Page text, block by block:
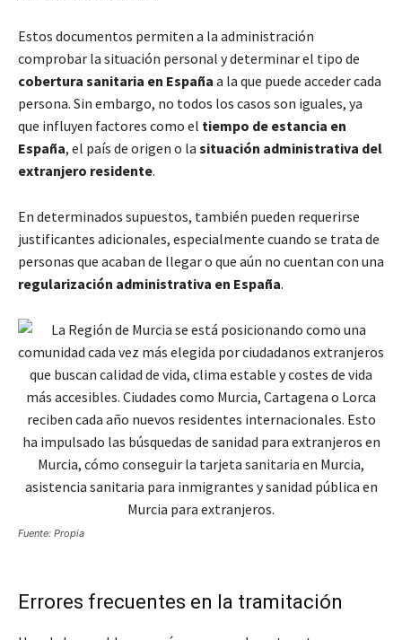
Estos documentos permiten a la administración
comprobar la situación personal y determinar el tipo de
cobertura sanitaria en España a la que puede acceder cada
persona. Sin embargo, no todos los casos son iguales, ya
que influyen factores como el tiempo de estancia en
España, el país de origen o la situación administrativa del
extranjero residente.
En determinados supuestos, también pueden requerirse
justificantes adicionales, especialmente cuando se trata de
personas que acaban de llegar o que aún no cuentan con una
regularización administrativa en España.
Fuente: Propia
Errores frecuentes en la tramitación